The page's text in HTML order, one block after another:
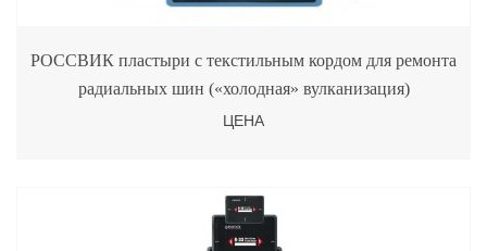
РОССВИК пластыри с текстильным кордом для ремонта
радиальных шин («холодная» вулканизация)
ЦЕНА